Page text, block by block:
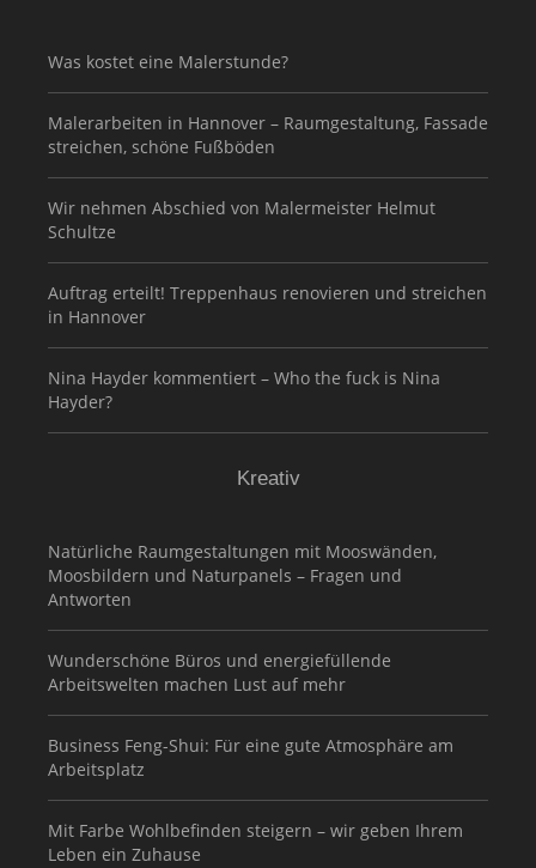
Was kostet eine Malerstunde?
Malerarbeiten in Hannover – Raumgestaltung, Fassade
streichen, schöne Fußböden
Wir nehmen Abschied von Malermeister Helmut
Schultze
Auftrag erteilt! Treppenhaus renovieren und streichen
in Hannover
Nina Hayder kommentiert – Who the fuck is Nina
Hayder?
Kreativ
Natürliche Raumgestaltungen mit Mooswänden,
Moosbildern und Naturpanels – Fragen und
Antworten
Wunderschöne Büros und energiefüllende
Arbeitswelten machen Lust auf mehr
Business Feng-Shui: Für eine gute Atmosphäre am
Arbeitsplatz
Mit Farbe Wohlbefinden steigern – wir geben Ihrem
Leben ein Zuhause